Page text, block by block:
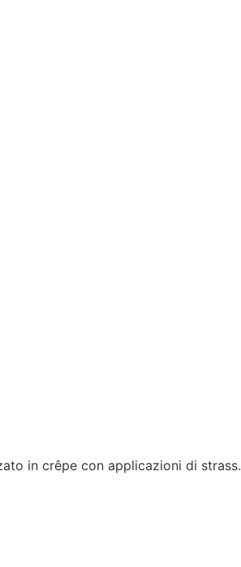
in crêpe con applicazioni di strass.